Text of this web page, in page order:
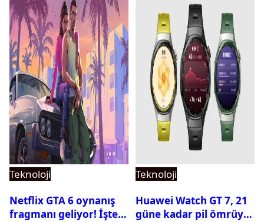
Teknoloji
Netflix GTA 6 oynanış
fragmanı geliyor! İşte
Teknoloji
Huawei Watch GT 7, 21
güne kadar pil ömrüyle